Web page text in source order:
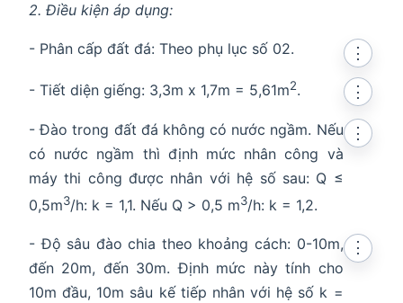
2. Điều kiện áp dụng:
- Phân cấp đất đá: Theo phụ lục số 02. ⋮
- Tiết diện giếng: 3,3m x 1,7m = 5,61m2. ⋮
- Đào trong đất đá không có nước ngầm. Nếu
có nước ngầm thì định mức nhân công và
máy thi công được nhân với hệ số sau: Q ≤
0,5m3/h: k = 1,1. Nếu Q > 0,5 m3/h: k = 1,2.
⋮
- Độ sâu đào chia theo khoảng cách: 0-10m,
đến 20m, đến 30m. Định mức này tính cho
10m đầu, 10m sâu kế tiếp nhân với hệ số k =
⋮